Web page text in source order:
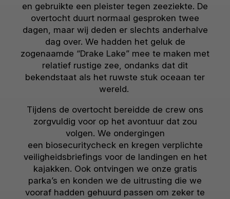
en gebruikte een pleister tegen zeeziekte. De
overtocht duurt normaal gesproken twee
dagen, maar wij deden er slechts anderhalve
dag over. We hadden het geluk de
zogenaamde “Drake Lake” mee te maken met
relatief rustige zee, ondanks dat dit
bekendstaat als het ruwste stuk oceaan ter
wereld.
Tijdens de overtocht bereidde de crew ons
zorgvuldig voor op het avontuur dat zou
volgen. We ondergingen
een biosecuritycheck en kregen verplichte
veiligheidsbriefings voor de landingen en het
kajakken. Ook ontvingen we onze gratis
parka’s en konden we de uitrusting die we
vooraf hadden gehuurd passen om zeker te